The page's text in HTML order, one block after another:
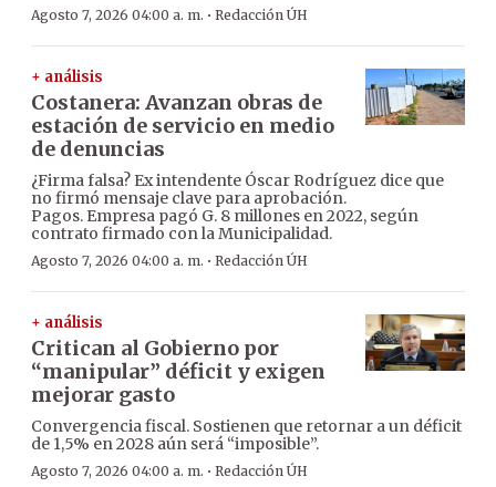
Agosto 7, 2026 04:00 a. m. · Redacción ÚH
+ análisis
Costanera: Avanzan obras de
estación de servicio en medio
de denuncias
¿Firma falsa? Ex intendente Óscar Rodríguez dice que
no firmó mensaje clave para aprobación.
Pagos. Empresa pagó G. 8 millones en 2022, según
contrato firmado con la Municipalidad.
Agosto 7, 2026 04:00 a. m. · Redacción ÚH
+ análisis
Critican al Gobierno por
“manipular” déficit y exigen
mejorar gasto
Convergencia fiscal. Sostienen que retornar a un déficit
de 1,5% en 2028 aún será “imposible”.
Agosto 7, 2026 04:00 a. m. · Redacción ÚH